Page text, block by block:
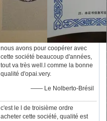
nous avons pour coopérer avec
cette société beaucoup d'années,
tout va très well.l comme la bonne
qualité d'opai.very.
—— Le Nolberto-Brésil
c'est le l de troisième ordre
acheter cette société, qualité est